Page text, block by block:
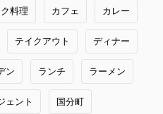
料理 カフェ カレー
テイクアウト ディナー
ン ランチ ラーメン
ェント 国分町